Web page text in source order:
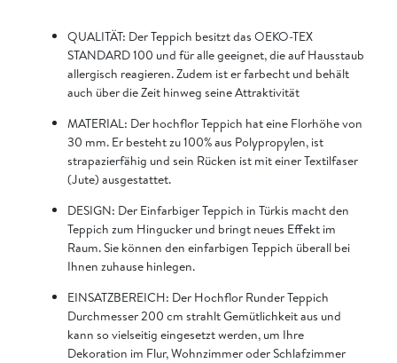
QUALITÄT: Der Teppich besitzt das OEKO-TEX
STANDARD 100 und für alle geeignet, die auf Hausstaub
allergisch reagieren. Zudem ist er farbecht und behält
auch über die Zeit hinweg seine Attraktivität
MATERIAL: Der hochflor Teppich hat eine Florhöhe von
30 mm. Er besteht zu 100% aus Polypropylen, ist
strapazierfähig und sein Rücken ist mit einer Textilfaser
(Jute) ausgestattet.
DESIGN: Der Einfarbiger Teppich in Türkis macht den
Teppich zum Hingucker und bringt neues Effekt im
Raum. Sie können den einfarbigen Teppich überall bei
Ihnen zuhause hinlegen.
EINSATZBEREICH: Der Hochflor Runder Teppich
Durchmesser 200 cm strahlt Gemütlichkeit aus und
kann so vielseitig eingesetzt werden, um Ihre
Dekoration im Flur, Wohnzimmer oder Schlafzimmer